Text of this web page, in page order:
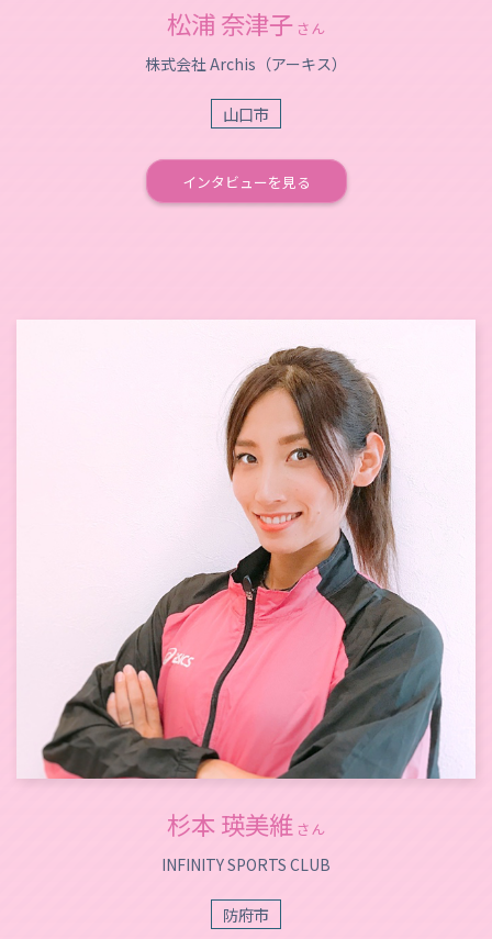
松浦 奈津子 さん
株式会社 Archis（アーキス）
山口市
インタビューを見る
杉本 瑛美維 さん
INFINITY SPORTS CLUB
防府市